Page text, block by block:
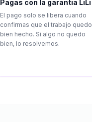
Pagas con la garantia LiLi
El pago solo se libera cuando
confirmas que el trabajo quedo
bien hecho. Si algo no quedo
bien, lo resolvemos.